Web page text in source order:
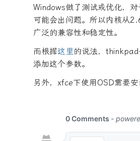
Windows做了测试或优化，
可能会出问题。所以内核从
广泛的兼容性和稳定性。
而根据这里 的说法，
添加这个参数。
另外，xfce下使用OSD需要